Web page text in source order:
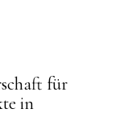
für
in